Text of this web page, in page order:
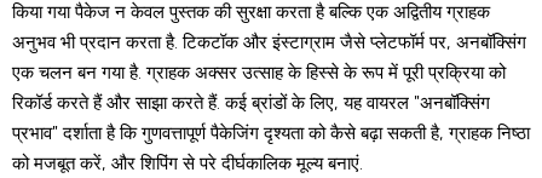
किया गया पैकेज न केवल पुस्तक की सुरक्षा करता है बल्कि एक अद्वितीय ग्राहक
अनुभव भी प्रदान करता है. टिकटॉक और इंस्टाग्राम जैसे प्लेटफॉर्म पर, अनबॉक्सिंग
एक चलन बन गया है. ग्राहक अक्सर उत्साह के हिस्से के रूप में पूरी प्रक्रिया को
रिकॉर्ड करते हैं और साझा करते हैं. कई ब्रांडों के लिए, यह वायरल "अनबॉक्सिंग
प्रभाव" दर्शाता है कि गुणवत्तापूर्ण पैकेजिंग दृश्यता को कैसे बढ़ा सकती है, ग्राहक निष्ठा
को मजबूत करें, और शिपिंग से परे दीर्घकालिक मूल्य बनाएं.